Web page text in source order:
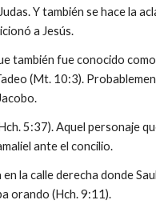
Y también se hace la
a Jesús.
también fue conocido
(Mt. 10:3).
5:37). Aquel personaje
ante el concilio.
en la calle derecha donde
orando (Hch. 9:11).